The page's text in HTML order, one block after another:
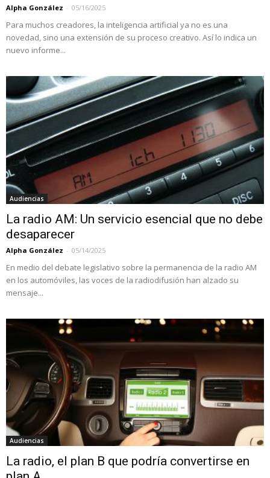
Alpha González - 05/16/2025
Para muchos creadores, la inteligencia artificial ya no es una
novedad, sino una extensión de su proceso creativo. Así lo indica un
nuevo informe...
Audiencias
La radio AM: Un servicio esencial que no debe
desaparecer
Alpha González - 05/14/2025
En medio del debate legislativo sobre la permanencia de la radio AM
en los automóviles, las voces de la radiodifusión han alzado su
mensaje...
Audiencias
La radio, el plan B que podría convertirse en